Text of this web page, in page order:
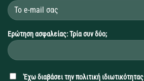
Ερώτηση ασφαλείας: Τρία συν δύο;
'Εχω διαβάσει τηνπολιτική ιδιωτικότητας